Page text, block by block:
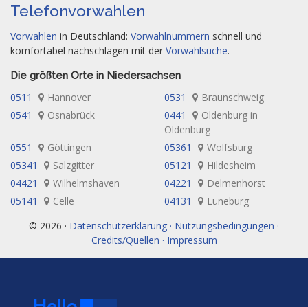
Telefonvorwahlen
Vorwahlen in Deutschland: Vorwahlnummern schnell und
komfortabel nachschlagen mit der Vorwahlsuche.
Die größten Orte in Niedersachsen
0511 Hannover 0531
Braunschweig
0541
Osnabrück 0441
Oldenburg in
Oldenburg
0551
Göttingen 05361
Wolfsburg
05341
Salzgitter 05121
Hildesheim
04421
Wilhelmshaven 04221
Delmenhorst
05141
Celle 04131
Lüneburg
© 2026 · Datenschutzerklärung · Nutzungsbedingungen ·
Credits/Quellen · Impressum